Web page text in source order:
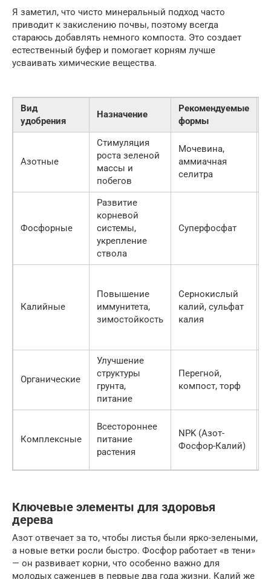
Я заметил, что чисто минеральный подход часто
приводит к закислению почвы, поэтому всегда
стараюсь добавлять немного компоста. Это создает
естественный буфер и помогает корням лучше
усваивать химические вещества.
Вид
удобрения
Назначение
Рекомендуемые
формы
Азотные
Стимуляция
роста зеленой
массы и
побегов
Мочевина,
аммиачная
селитра
Фосфорные
Развитие
корневой
системы,
укрепление
ствола
Суперфосфат
Калийные
Повышение
иммунитета,
зимостойкость
Сернокислый
калий, сульфат
калия
Органические
Улучшение
структуры
грунта,
питание
Перегной,
компост, торф
Комплексные
Всестороннее
питание
растения
NPK (Азот-
Фосфор-Калий)
Ключевые элементы для здоровья
дерева
Азот отвечает за то, чтобы листья были ярко-зелеными,
а новые ветки росли быстро. Фосфор работает «в тени»
— он развивает корни, что особенно важно для
молодых саженцев в первые два года жизни. Калий же